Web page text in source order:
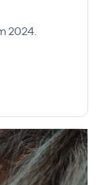
2024.